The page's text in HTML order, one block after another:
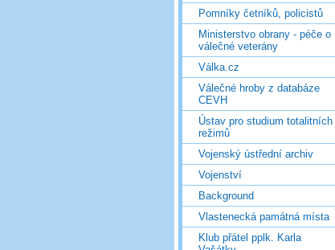
Pomníky četníků, policistů
Ministerstvo obrany - péče o
válečné veterány
Válka.cz
Válečné hroby z databáze
CEVH
Ústav pro studium totalitních
režimů
Vojenský ústřední archiv
Vojenství
Background
Vlastenecká památná místa
Klub přátel pplk. Karla